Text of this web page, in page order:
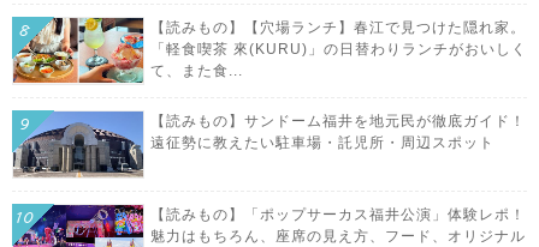
【読みもの】【穴場ランチ】春江で見つけた隠れ家。
「軽食喫茶 來(KURU)」の日替わりランチがおいしく
て、また食...
【読みもの】サンドーム福井を地元民が徹底ガイド！
遠征勢に教えたい駐車場・託児所・周辺スポット
【読みもの】「ポップサーカス福井公演」体験レポ！
魅力はもちろん、座席の見え方、フード、オリジナル